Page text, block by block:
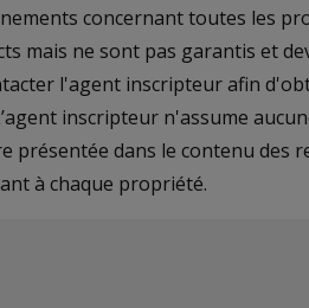
concernant toutes les
mais ne sont pas garantis et
l'agent inscripteur afin
inscripteur n'assume
présentée dans le contenu des
à chaque propriété.